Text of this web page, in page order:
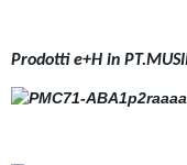
Prodotti e+H in